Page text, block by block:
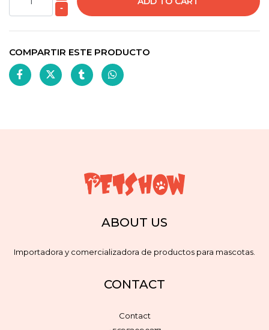
-
COMPARTIR ESTE PRODUCTO
ABOUT US
Importadora y comercializadora de productos para mascotas.
CONTACT
Contact